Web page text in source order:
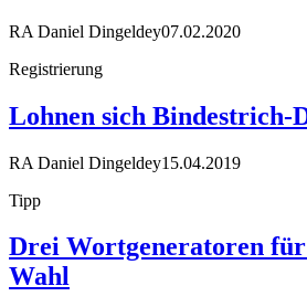
RA Daniel Dingeldey07.02.2020
Registrierung
Lohnen sich Bindestrich-
RA Daniel Dingeldey15.04.2019
Tipp
Drei Wortgeneratoren
Wahl